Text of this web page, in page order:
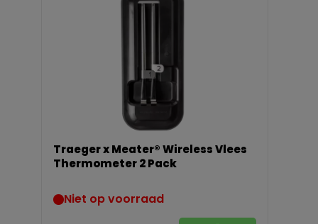
Traeger x Meater® Wireless Vlees
Thermometer 2 Pack
Niet op voorraad